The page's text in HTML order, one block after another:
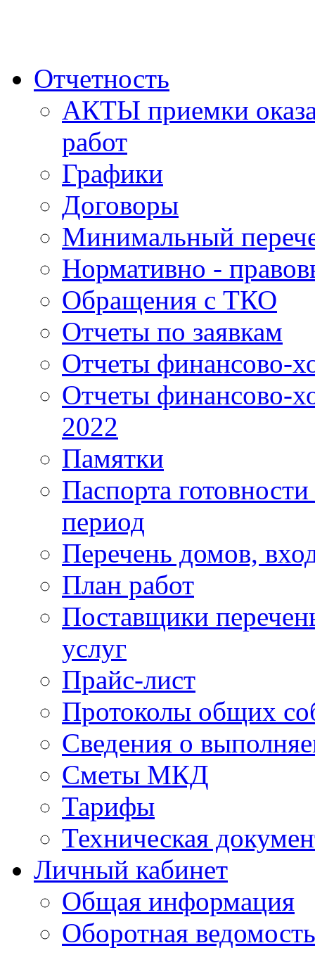
Отчетность
АКТЫ приемки
работ
Графики
Договоры
Минимальный
Нормативно -
Обращения с ТКО
Отчеты по заявкам
Отчеты финансово-
Отчеты финансово-
2022
Памятки
Паспорта
период
Перечень домов,
План работ
Поставщики
услуг
Прайс-лист
Протоколы общих
Сведения о
Сметы МКД
Тарифы
Техническая
Личный кабинет
Общая информация
Оборотная ведомость